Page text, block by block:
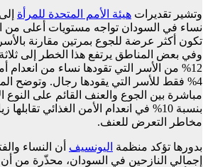
وتشير تقديرات هيئة الأمم المتحدة للمرأة
نساء في السودان تواجه مستويات أعلى من
تكون أكثر عرضة للجوع بمرتين مقارنة
وفي بعض المناطق يرتفع هذا الخطر إلى
12% من الأسر التي تقودها نساء من انعدام
4% فقط للأسر التي يقودها رجال. وتوضح
مباشرة بين الجوع والعنف القائم على النوع
مخاطر التعرض للعنف.
بدورها تؤكد منظمة اليونسيف
إجمالي النازحين في السودان، محذّرة من أن